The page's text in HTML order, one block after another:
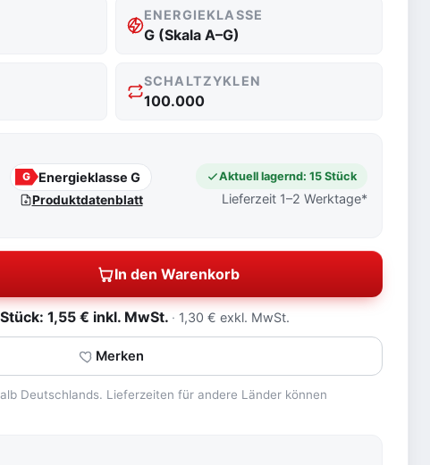
ENERGIEKLASSE
G (Skala A–G)
SCHALTZYKLEN
100.000
G Energieklasse G
Produktdatenblatt
Aktuell lagernd: 15 Stück
Lieferzeit 1–2 Werktage*
In den Warenkorb
1,55 € inkl. MwSt. 1,30 € exkl. MwSt.
Merken
Deutschlands. Lieferzeiten für andere Länder können